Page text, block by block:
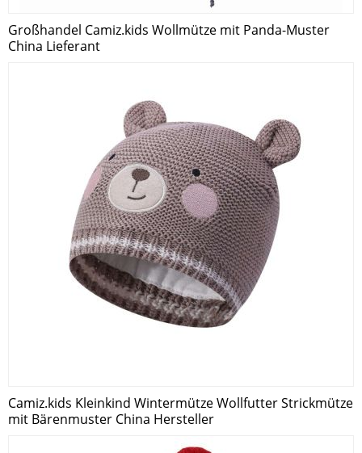
Großhandel Camiz.kids Wollmütze mit Panda-Muster
China Lieferant
Camiz.kids Kleinkind Wintermütze Wollfutter Strickmütze
mit Bärenmuster China Hersteller